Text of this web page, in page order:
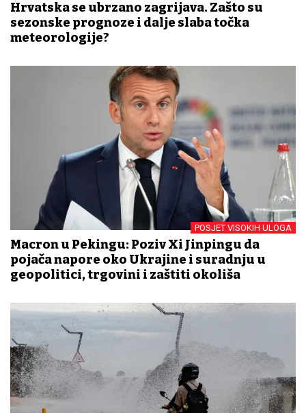
Hrvatska se ubrzano zagrijava. Zašto su
sezonske prognoze i dalje slaba točka
meteorologije?
POSJET VISOKIH ULOGA
Macron u Pekingu: Poziv Xi Jinpingu da
pojača napore oko Ukrajine i suradnju u
geopolitici, trgovini i zaštiti okoliša